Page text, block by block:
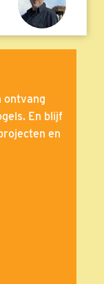
ontvang
En blijf
en